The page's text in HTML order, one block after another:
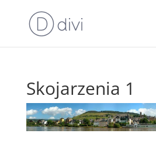
Skojarzenia 1